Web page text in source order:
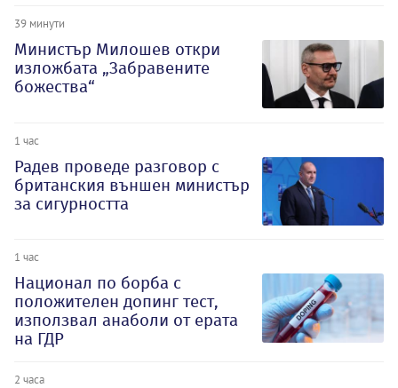
39 минути
Министър Милошев откри
изложбата „Забравените
божества“
1 час
Радев проведе разговор с
британския външен министър
за сигурността
1 час
Национал по борба с
положителен допинг тест,
използвал анаболи от ерата
на ГДР
2 часа